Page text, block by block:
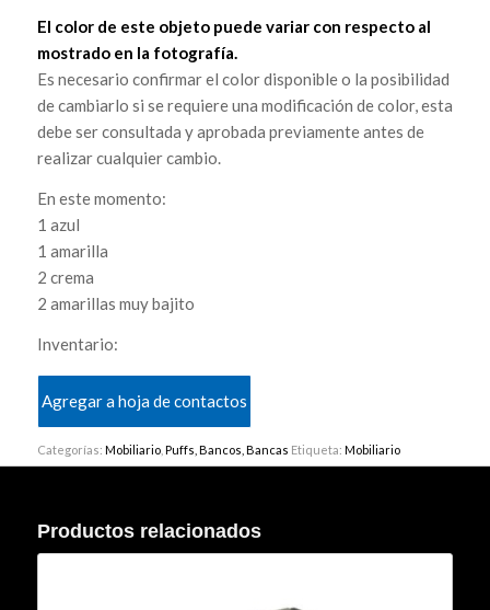
El color de este objeto puede variar con respecto al
mostrado en la fotografía.
Es necesario confirmar el color disponible o la posibilidad
de cambiarlo si se requiere una modificación de color, esta
debe ser consultada y aprobada previamente antes de
realizar cualquier cambio.
En este momento:
1 azul
1 amarilla
2 crema
2 amarillas muy bajito
Inventario:
Agregar a hoja de contactos
Categorías: Mobiliario, Puffs, Bancos, Bancas Etiqueta: Mobiliario
Productos relacionados